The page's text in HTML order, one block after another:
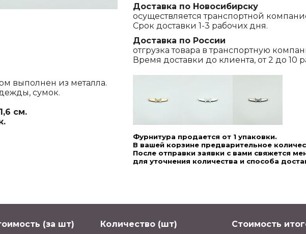
выполнен из металла.
сумок.
см.
Доставка по Новосибирску
осуществляется транспортной
Срок доставки 1-3 рабочих дня.
Доставка по России
отгрузка товара в транспортную
Время доставки до клиента, от 2 до 10
Фурнитура продается от 1 упаковки.
В вашей корзине предварительное
После отправки заявки с вами свяжется
для уточнения количества и способа
(за шт) Количество (шт) Стоимость